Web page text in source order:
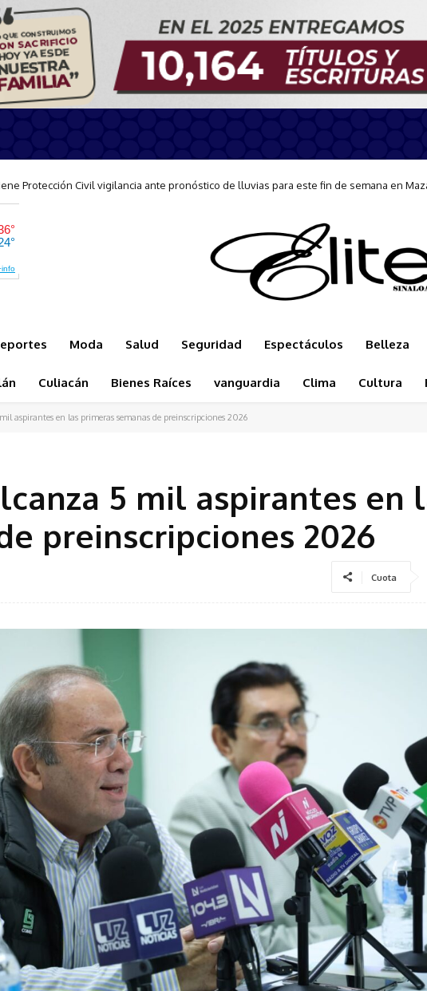
Protección Civil vigilancia ante pronóstico de lluvias para este fin de semana en
Escuadrón Acuático acciones preventivas ante condiciones de Mar de Fondo en
Moda Salud Seguridad Espectáculos Belleza
Culiacán Bienes Raíces vanguardia Clima Cultura
aspirantes en las primeras semanas de preinscripciones 2026
5 mil aspirantes en
preinscripciones 2026
Cuota